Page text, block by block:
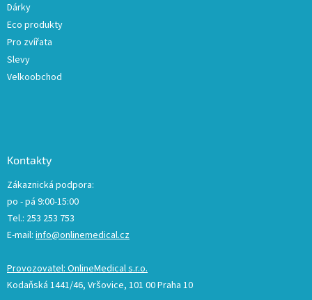
Dárky
Eco produkty
Pro zvířata
Slevy
Velkoobchod
Kontakty
Zákaznická podpora:
po - pá 9:00-15:00
Tel.: 253 253 753
E-mail: info@onlinemedical.cz
Provozovatel: OnlineMedical s.r.o.
Kodaňská 1441/46, Vršovice, 101 00 Praha 10